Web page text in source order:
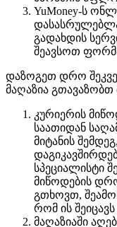
YuMoney-ს
გადახდის
შეავსოთ
დაზოგეთ დრო
მაღაზია გთავაზობთ
კურიერის
საათიდან
მიტანის
სპეციალისტი
მიწოდების
გთხოვთ,
რომ ის
მაღაზიაში